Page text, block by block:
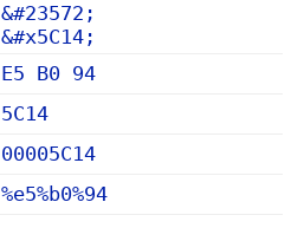
&#23572;
&#x5C14;
E5 B0 94
5C14
00005C14
%e5%b0%94